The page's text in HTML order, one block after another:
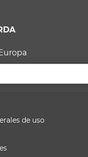
de uso